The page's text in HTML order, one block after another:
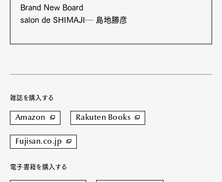
Pen international
Brand New Board
salon de SHIMAJI─ 島地勝彦
雑誌を購入する
Amazon Rakuten Books
Fujisan.co.jp
電子書籍を購入する